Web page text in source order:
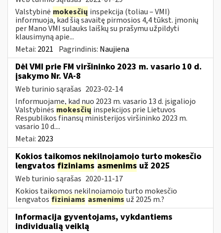
Valstybinė mokesčių inspekcija (toliau – VMI)
informuoja, kad šią savaitę pirmosios 4,4 tūkst. įmonių
per Mano VMI sulauks laiškų su prašymu užpildyti
klausimyną apie...
Metai: 2021 Pagrindinis: Naujiena
Dėl VMI prie FM viršininko 2023 m. vasario 10 d.
įsakymo Nr. VA-8
Web turinio sąrašas 2023-02-14
Informuojame, kad nuo 2023 m. vasario 13 d. įsigaliojo
Valstybinės mokesčių inspekcijos prie Lietuvos
Respublikos finansų ministerijos viršininko 2023 m.
vasario 10 d....
Metai: 2023
Kokios taikomos nekilnojamojo turto mokesčio
lengvatos fiziniams asmenims už 2025
Web turinio sąrašas 2020-11-17
Kokios taikomos nekilnojamojo turto mokesčio
lengvatos fiziniams asmenims už 2025 m.?
Informacija gyventojams, vykdantiems
individualią veiklą